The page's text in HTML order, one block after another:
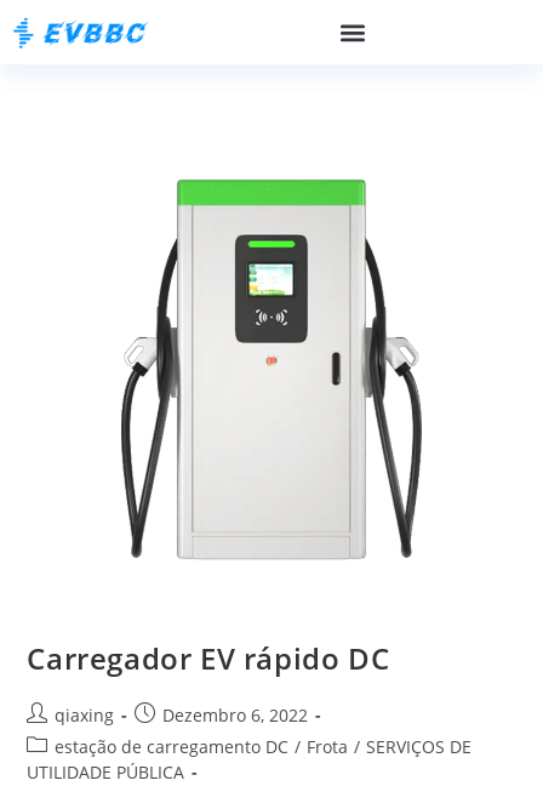
Carregador EV rápido DC
qiaxing
Dezembro 6, 2022
estação de carregamento DC / Frota / SERVIÇOS DE
UTILIDADE PÚBLICA